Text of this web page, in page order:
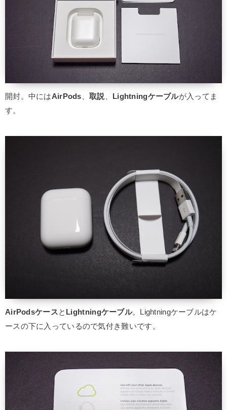
開封。中にはAirPods 、取説 Lightningケーブルが入ってま
す。
AirPodsケースと Lightningケーブル。Lightningケーブルはケ
ースの下に入っているので気付き難いです。